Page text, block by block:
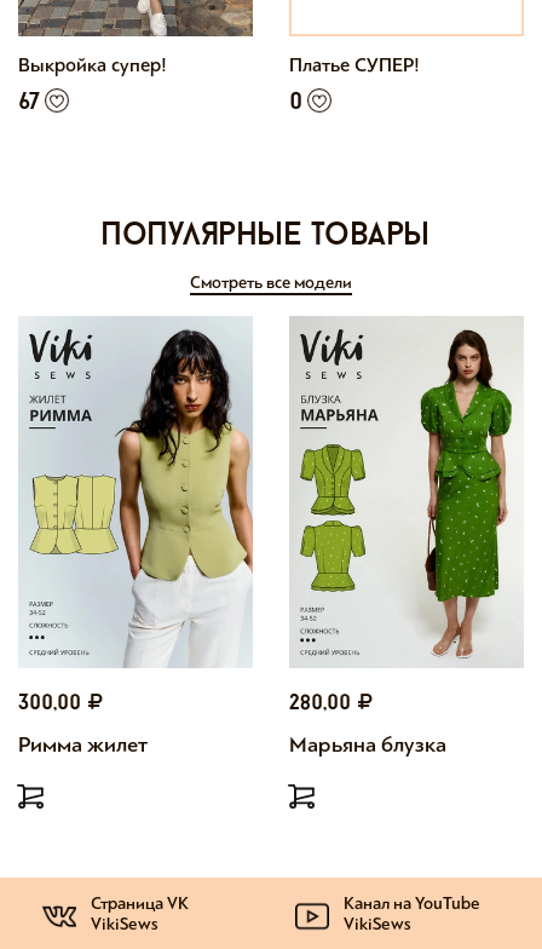
Выкройка супер!
67
Платье СУПЕР!
0
Популярные товары
Смотреть все модели
300,00
Римма жилет
280,00
Марьяна блузка
Страница VK
VikiSews
Канал на YouTube
VikiSews